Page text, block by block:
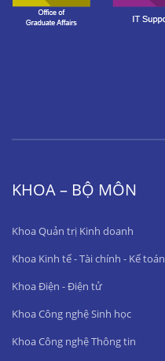
KHOA – BỘ MÔN
Khoa Quản trị Kinh doanh
Khoa Kinh tế - Tài chính - Kế toán
Khoa Điện - Điện tử
Khoa Công nghệ Sinh học
Khoa Công nghệ Thông tin